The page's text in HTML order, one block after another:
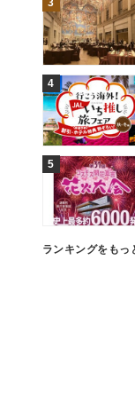
ランキングをもっ